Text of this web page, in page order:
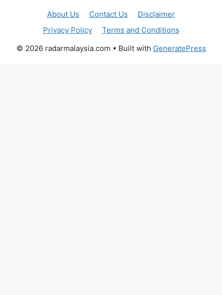
About Us Contact Us
Disclaimer
Privacy Policy
Terms and Conditions
© 2026 radarmalaysia.com • Built with GeneratePress